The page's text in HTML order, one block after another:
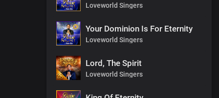
Loveworld Singers
Your Dominion Is For Eternity
Loveworld Singers
Lord, The Spirit
Loveworld Singers